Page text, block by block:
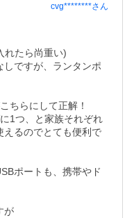
cvg********さん
れたら尚重い)
しですが、ランタンポ
ちらにして正解！
1つ、と家族それぞれ
えるのでとても便利で
ポートも、携帯やド
が